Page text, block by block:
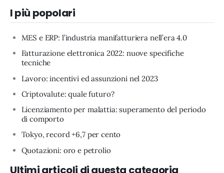
I più popolari
MES e ERP: l’industria manifatturiera nell’era 4.0
Fatturazione elettronica 2022: nuove specifiche
tecniche
Lavoro: incentivi ed assunzioni nel 2023
Criptovalute: quale futuro?
Licenziamento per malattia: superamento del periodo
di comporto
Tokyo, record +6,7 per cento
Quotazioni: oro e petrolio
Ultimi articoli di questa categoria